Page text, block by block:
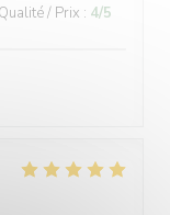
Qualité / Prix : 4/5